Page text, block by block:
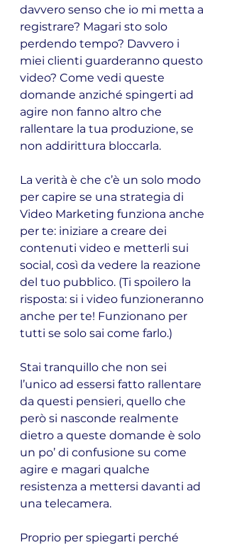
davvero senso che io mi metta a
registrare? Magari sto solo
perdendo tempo? Davvero i
miei clienti guarderanno questo
video? Come vedi queste
domande anziché spingerti ad
agire non fanno altro che
rallentare la tua produzione, se
non addirittura bloccarla.
La verità è che c’è un solo modo
per capire se una strategia di
Video Marketing funziona anche
per te: iniziare a creare dei
contenuti video e metterli sui
social, così da vedere la reazione
del tuo pubblico. (Ti spoilero la
risposta: si i video funzioneranno
anche per te! Funzionano per
tutti se solo sai come farlo.)
Stai tranquillo che non sei
l’unico ad essersi fatto rallentare
da questi pensieri, quello che
però si nasconde realmente
dietro a queste domande è solo
un po’ di confusione su come
agire e magari qualche
resistenza a mettersi davanti ad
una telecamera.
Proprio per spiegarti perché